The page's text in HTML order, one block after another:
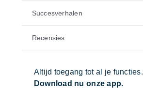
Succesverhalen
Recensies
Altijd toegang tot al je functies.
Download nu onze app.